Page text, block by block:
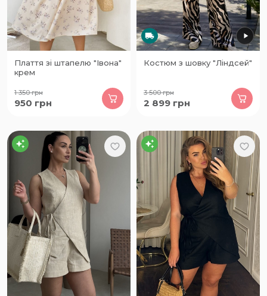
Плаття зі штапелю "Івона"
крем
1 350грн
950 грн
Костюм з шовку "Ліндсей"
3 500грн
2 899 грн